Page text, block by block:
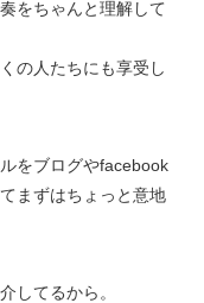
をちゃんと理解して
の人たちにも享受し
をブログやfacebook
まずはちょっと意地
してるから。